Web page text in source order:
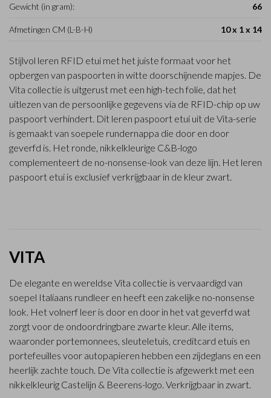
Gewicht (in gram): 66
Afmetingen CM (L-B-H) 10 x 1 x 14
Stijlvol leren RFID etui met het juiste formaat voor het
opbergen van paspoorten in witte doorschijnende mapjes. De
Vita collectie is uitgerust met een high-tech folie, dat het
uitlezen van de persoonlijke gegevens via de RFID-chip op uw
paspoort verhindert. Dit leren paspoort etui uit de Vita-serie
is gemaakt van soepele rundernappa die door en door
geverfd is. Het ronde, nikkelkleurige C&B-logo
complementeert de no-nonsense-look van deze lijn. Het leren
paspoort etui is exclusief verkrijgbaar in de kleur zwart.
VITA
De elegante en wereldse Vita collectie is vervaardigd van
soepel Italiaans rundleer en heeft een zakelijke no-nonsense
look. Het volnerf leer is door en door in het vat geverfd wat
zorgt voor de ondoordringbare zwarte kleur. Alle items,
waaronder portemonnees, sleuteletuis, creditcard etuis en
portefeuilles voor autopapieren hebben een zijdeglans en een
heerlijk zachte touch. De Vita collectie is afgewerkt met een
nikkelkleurig Castelijn & Beerens-logo. Verkrijgbaar in zwart.